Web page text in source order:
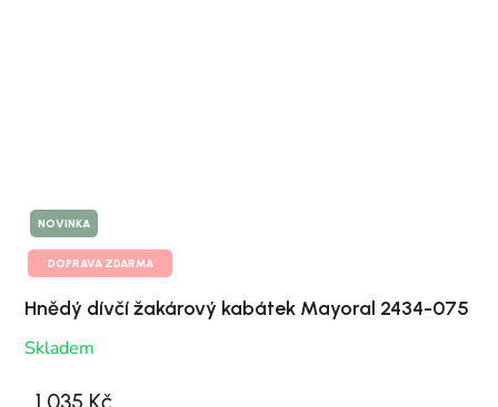
NOVINKA
DOPRAVA ZDARMA
Hnědý dívčí žakárový kabátek Mayoral 2434-075
Skladem
1 035 Kč